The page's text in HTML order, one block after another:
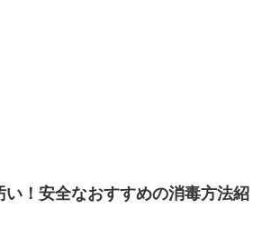
い！安全なおすすめの消毒方法紹